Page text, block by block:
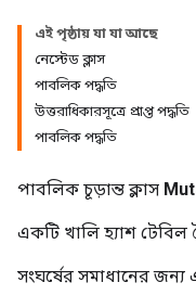
এই পৃষ্ঠায় যা যা আছে
নেস্টেড ক্লাস
পাবলিক পদ্ধতি
উত্তরাধিকারসূত্রে প্রাপ্ত পদ্ধতি
পাবলিক পদ্ধতি
পাবলিক চূড়ান্ত ক্লাস
একটি খালি হ্যাশ টেবিল
সংঘর্ষের সমাধানের জন্য